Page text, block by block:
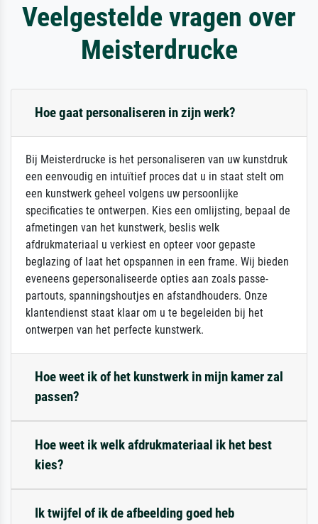
Veelgestelde vragen over
Meisterdrucke
Hoe gaat personaliseren in zijn werk?
Bij Meisterdrucke is het personaliseren van uw kunstdruk
een eenvoudig en intuïtief proces dat u in staat stelt om
een kunstwerk geheel volgens uw persoonlijke
specificaties te ontwerpen. Kies een omlijsting, bepaal de
afmetingen van het kunstwerk, beslis welk
afdrukmateriaal u verkiest en opteer voor gepaste
beglazing of laat het opspannen in een frame. Wij bieden
eveneens gepersonaliseerde opties aan zoals passe-
partouts, spanningshoutjes en afstandhouders. Onze
klantendienst staat klaar om u te begeleiden bij het
ontwerpen van het perfecte kunstwerk.
Hoe weet ik of het kunstwerk in mijn kamer zal
passen?
Hoe weet ik welk afdrukmateriaal ik het best
kies?
Ik twijfel of ik de afbeelding goed heb